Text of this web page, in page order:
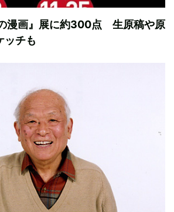
の漫画』展に約300点 生原稿や原
ッチも